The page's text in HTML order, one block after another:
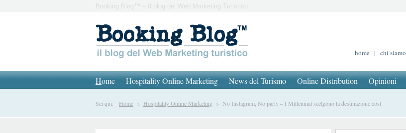
Booking Blog™ – Il blog del Web Marketing Turistico
home | chi siamo
Home Hospitality Online Marketing News del Turismo Online Distribution Opinioni
Sei qui: Home » Hospitality Online Marketing » No Instagram, No party – I Millennial scelgono la destinazione così